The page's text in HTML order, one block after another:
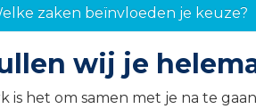
zaken beïnvloeden je keuze?
wij je
is het om samen met je na te